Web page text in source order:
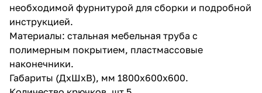
необходимой фурнитурой для сборки и подробной
инструкцией.
Материалы: стальная мебельная труба с
полимерным покрытием, пластмассовые
наконечники.
Габариты (ДхШхВ), мм 1800х600х600.